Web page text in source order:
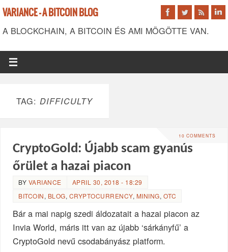
VARIANCE - A BITCOIN BLOG
A BLOCKCHAIN, A BITCOIN ÉS AMI MÖGÖTTE VAN.
TAG: DIFFICULTY
10 COMMENTS
CryptoGold: Újabb scam gyanús
őrület a hazai piacon
BY VARIANCE
APRIL 30, 2018 - 18:29
BITCOIN, BLOG, CRYPTOCURRENCY, MINING, OTC
Bár a mai napig szedi áldozatait a hazai piacon az
Invia World, máris itt van az újabb ‘sárkányfű’ a
CryptoGold nevű csodabányász platform.